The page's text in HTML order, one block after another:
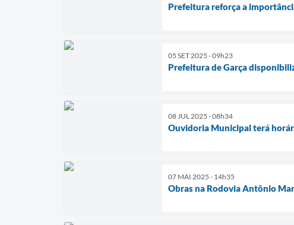
Prefeitura reforça a
05 SET 2025 - 09h23
Prefeitura de Garça
08 JUL 2025 - 08h34
Ouvidoria Municipal terá
07 MAI 2025 - 14h35
Obras na Rodovia Antônio